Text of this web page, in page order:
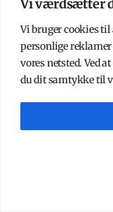
Vi værdsætter
Vi bruger cookies til
personlige
vores netsted. Ved
du dit samtykke til
Økosystemet indefra
Startups
Investorer
Podcast
Kort & Godt